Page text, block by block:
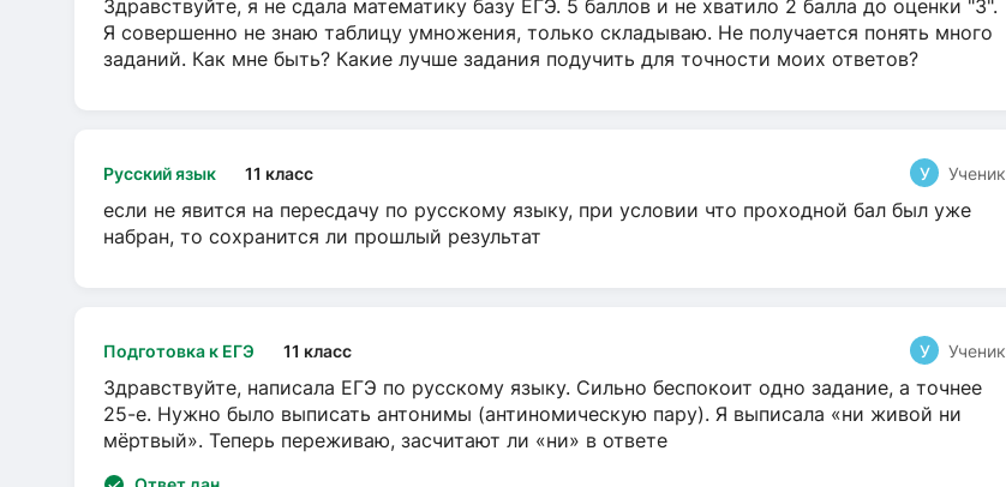
Здравствуйте, я не сдала математику базу ЕГЭ. 5 баллов и не хватило 2 балла до оценки "3".
Я совершенно не знаю таблицу умножения, только складываю. Не получается понять много
заданий. Как мне быть? Какие лучше задания подучить для точности моих ответов?
Русский язык 11 класс У Ученик
если не явится на пересдачу по русскому языку, при условии что проходной бал был уже
набран, то сохранится ли прошлый результат
Подготовка к ЕГЭ 11 класс У Ученик
Здравствуйте, написала ЕГЭ по русскому языку. Сильно беспокоит одно задание, а точнее
25-е. Нужно было выписать антонимы (антиномическую пару). Я выписала «ни живой ни
мёртвый». Теперь переживаю, засчитают ли «ни» в ответе